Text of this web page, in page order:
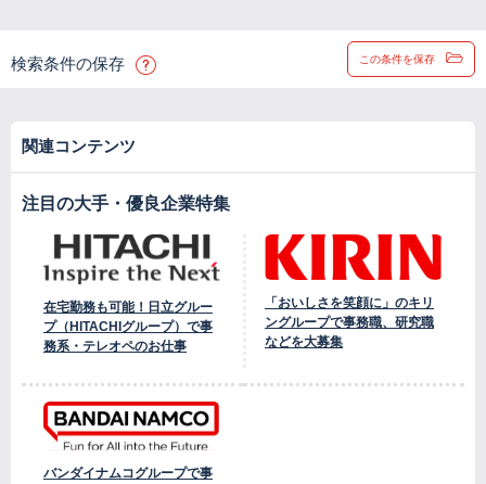
検索条件の保存 この条件を保存
関連コンテンツ
注目の大手・優良企業特集
在宅勤務も可能！日立グルー
プ（HITACHIグループ）で事
務系・テレオペのお仕事
「おいしさを笑顔に」のキリ
ングループで事務職、研究職
などを大募集
バンダイナムコグループで事